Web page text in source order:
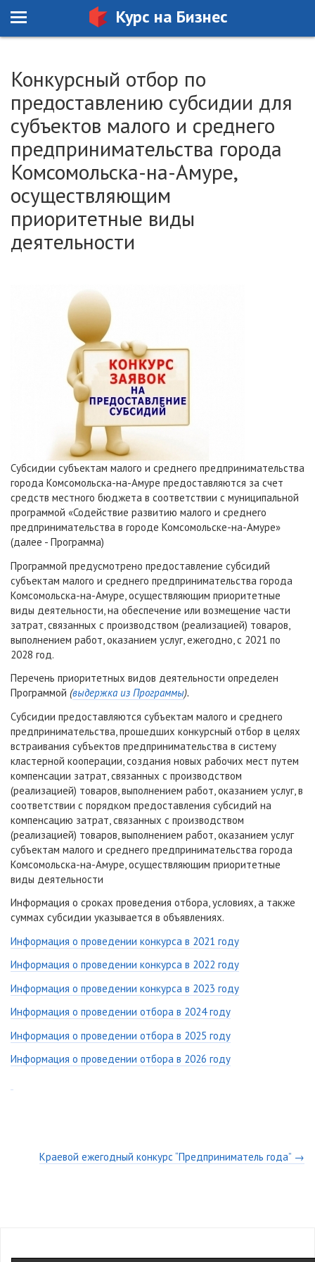
Курс на Бизнес
Конкурсный отбор по
предоставлению субсидии для
субъектов малого и среднего
предпринимательства города
Комсомольска-на-Амуре,
осуществляющим
приоритетные виды
деятельности
Субсидии субъектам малого и среднего предпринимательства
города Комсомольска-на-Амуре предоставляются за счет
средств местного бюджета в соответствии с муниципальной
программой «Содействие развитию малого и среднего
предпринимательства в городе Комсомольске-на-Амуре»
(далее - Программа)
Программой предусмотрено предоставление субсидий
субъектам малого и среднего предпринимательства города
Комсомольска-на-Амуре, осуществляющим приоритетные
виды деятельности, на обеспечение или возмещение части
затрат, связанных с производством (реализацией) товаров,
выполнением работ, оказанием услуг, ежегодно, с 2021 по
2028 год.
Перечень приоритетных видов деятельности определен
Программой (выдержка из Программы).
Субсидии предоставляются субъектам малого и среднего
предпринимательства, прошедших конкурсный отбор в целях
встраивания субъектов предпринимательства в систему
кластерной кооперации, создания новых рабочих мест путем
компенсации затрат, связанных с производством
(реализацией) товаров, выполнением работ, оказанием услуг, в
соответствии с порядком предоставления субсидий на
компенсацию затрат, связанных с производством
(реализацией) товаров, выполнением работ, оказанием услуг
субъектам малого и среднего предпринимательства города
Комсомольска-на-Амуре, осуществляющим приоритетные
виды деятельности
Информация о сроках проведения отбора, условиях, а также
суммах субсидии указывается в объявлениях.
Информация о проведении конкурса в 2021 году
Информация о проведении конкурса в 2022 году
Информация о проведении конкурса в 2023 году
Информация о проведении отбора в 2024 году
Информация о проведении отбора в 2025 году
Информация о проведении отбора в 2026 году
Краевой ежегодный конкурс “Предприниматель года” →